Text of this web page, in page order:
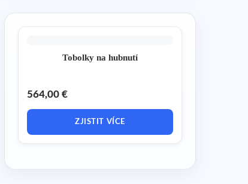
Tobolky na hubnutí
564,00 €
ZJISTIT VÍCE